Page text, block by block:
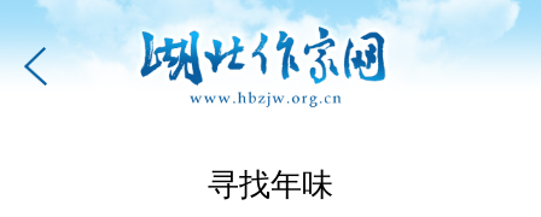
寻找年味